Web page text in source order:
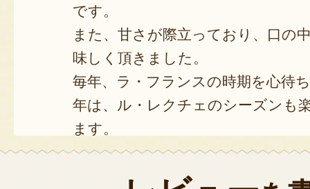
です。
また、甘さが際立っており、口の
味しく頂きました。
毎年、ラ・フランスの時期を心待
年は、ル・レクチェのシーズンも
ます。
ご馳走様でした(❁ᴗ͈ˬᴗ͈)
2025年12月05日 /